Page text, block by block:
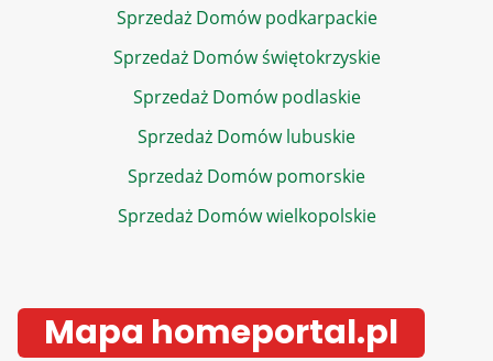
Sprzedaż Domów podkarpackie
Sprzedaż Domów świętokrzyskie
Sprzedaż Domów podlaskie
Sprzedaż Domów lubuskie
Sprzedaż Domów pomorskie
Sprzedaż Domów wielkopolskie
Mapa homeportal.pl